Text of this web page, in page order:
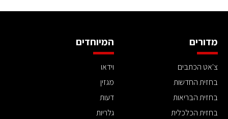
מדורים
צ'אט הכתבים
בחזית החדשות
בחזית הבריאות
בחזית הכלכלית
המיוחדים
וידאו
מגזין
דעות
גלריות